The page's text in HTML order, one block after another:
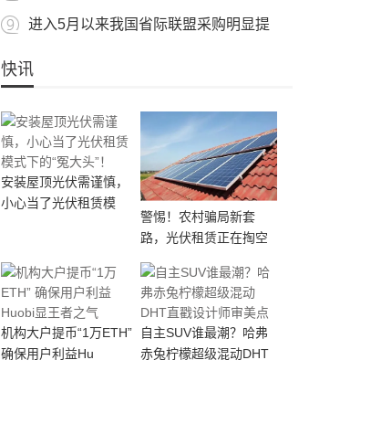
进入5月以来我国省际联盟采购明显提
快讯
安装屋顶光伏需谨慎，
小心当了光伏租赁模
警惕！农村骗局新套
路，光伏租赁正在掏空
机构大户提币“1万ETH”
确保用户利益Hu
自主SUV谁最潮？哈弗
赤兔柠檬超级混动DHT